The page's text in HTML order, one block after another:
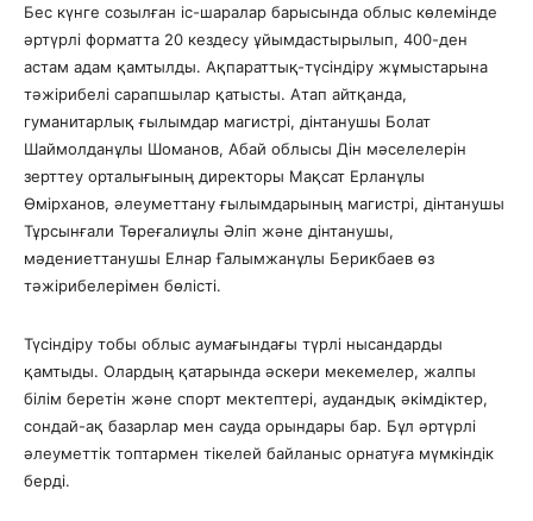
Бес күнге созылған іс-шаралар барысында облыс көлемінде
әртүрлі форматта 20 кездесу ұйымдастырылып, 400-ден
астам адам қамтылды. Ақпараттық-түсіндіру жұмыстарына
тәжірибелі сарапшылар қатысты. Атап айтқанда,
гуманитарлық ғылымдар магистрі, дінтанушы Болат
Шаймолданұлы Шоманов, Абай облысы Дін мәселелерін
зерттеу орталығының директоры Мақсат Ерланұлы
Өмірханов, әлеуметтану ғылымдарының магистрі, дінтанушы
Тұрсынғали Төреғалиұлы Әліп және дінтанушы,
мәдениеттанушы Елнар Ғалымжанұлы Берикбаев өз
тәжірибелерімен бөлісті.
Түсіндіру тобы облыс аумағындағы түрлі нысандарды
қамтыды. Олардың қатарында әскери мекемелер, жалпы
білім беретін және спорт мектептері, аудандық әкімдіктер,
сондай-ақ базарлар мен сауда орындары бар. Бұл әртүрлі
әлеуметтік топтармен тікелей байланыс орнатуға мүмкіндік
берді.